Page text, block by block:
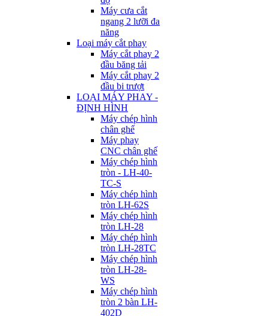
Máy cưa cắt
ngang 2 lưỡi đa
năng
Loại máy cắt phay
Máy cắt phay 2
đầu băng tải
Máy cắt phay 2
đầu bi trượt
LOẠI MÁY PHAY -
ĐỊNH HÌNH
Máy chép hình
chân ghế
Máy phay
CNC chân ghế
Máy chép hình
tròn - LH-40-
TC-S
Máy chép hình
tròn LH-62S
Máy chép hình
tròn LH-28
Máy chép hình
tròn LH-28TC
Máy chép hình
tròn LH-28-
WS
Máy chép hình
tròn 2 bàn LH-
402D